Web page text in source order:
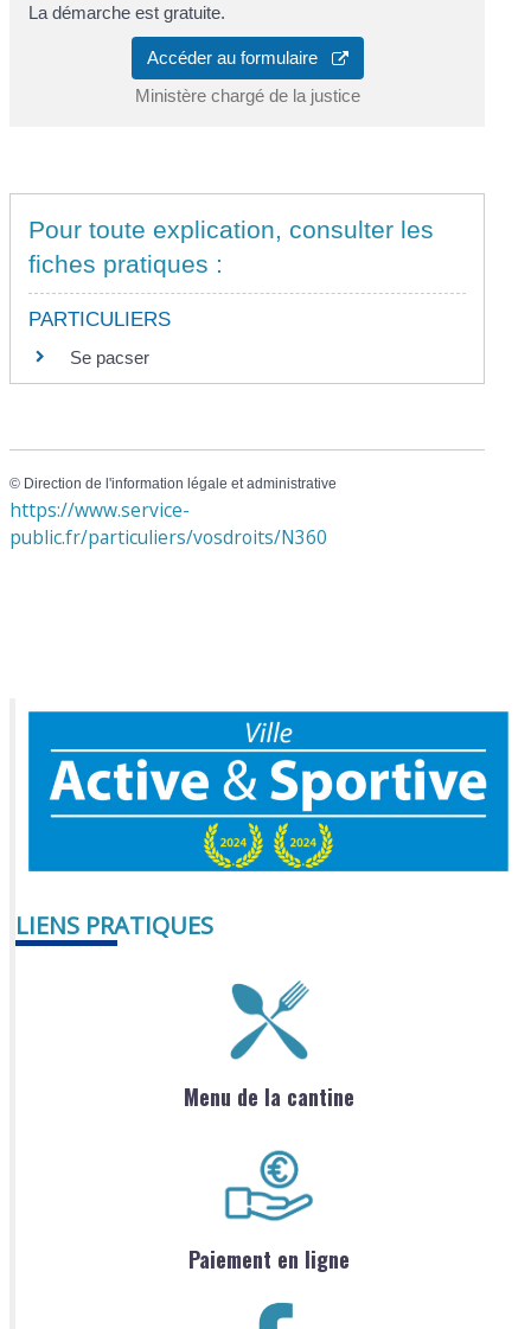
La démarche est gratuite.
Accéder au formulaire
Ministère chargé de la justice
Pour toute explication, consulter les
fiches pratiques :
PARTICULIERS
Se pacser
© Direction de l'information légale et administrative
https://www.service-
public.fr/particuliers/vosdroits/N360
LIENS PRATIQUES
Menu de la cantine
Paiement en ligne